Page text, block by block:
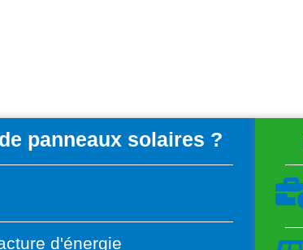
panneaux solaires ?
d'énergie